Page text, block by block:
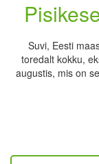
Suvi, Eesti
toredalt kokku,
augustis, mis on